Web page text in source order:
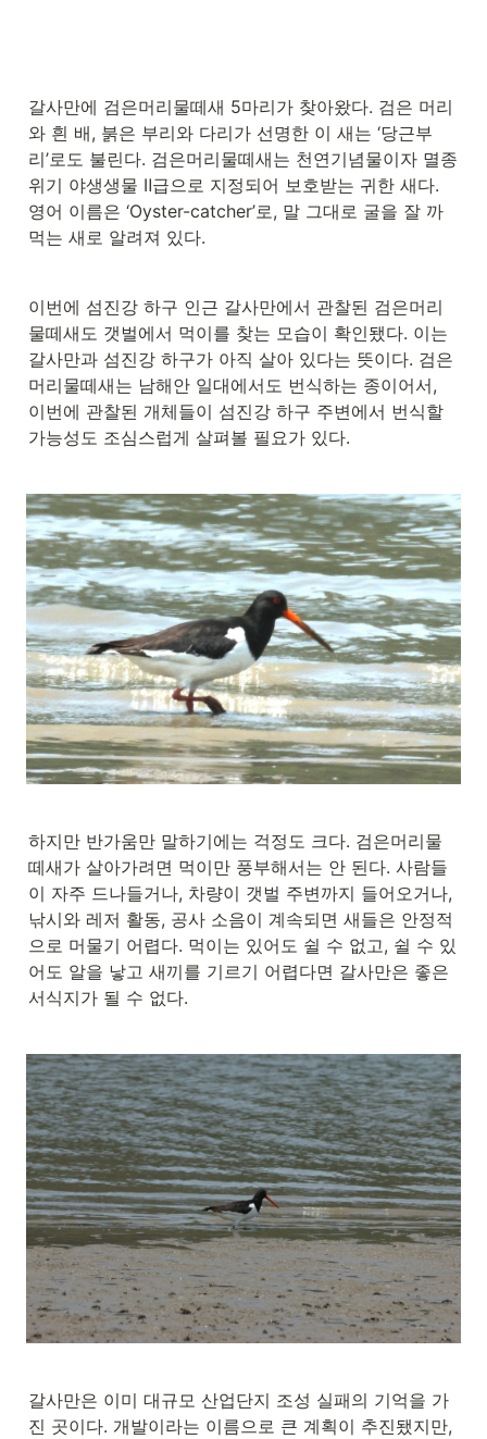
갈사만에 검은머리물떼새 5마리가 찾아왔다. 검은 머리
와 흰 배, 붉은 부리와 다리가 선명한 이 새는 ‘당근부
리’로도 불린다. 검은머리물떼새는 천연기념물이자 멸종
위기 야생생물 Ⅱ급으로 지정되어 보호받는 귀한 새다.
영어 이름은 ‘Oyster-catcher’로, 말 그대로 굴을 잘 까
먹는 새로 알려져 있다.
이번에 섬진강 하구 인근 갈사만에서 관찰된 검은머리
물떼새도 갯벌에서 먹이를 찾는 모습이 확인됐다. 이는
갈사만과 섬진강 하구가 아직 살아 있다는 뜻이다. 검은
머리물떼새는 남해안 일대에서도 번식하는 종이어서,
이번에 관찰된 개체들이 섬진강 하구 주변에서 번식할
가능성도 조심스럽게 살펴볼 필요가 있다.
하지만 반가움만 말하기에는 걱정도 크다. 검은머리물
떼새가 살아가려면 먹이만 풍부해서는 안 된다. 사람들
이 자주 드나들거나, 차량이 갯벌 주변까지 들어오거나,
낚시와 레저 활동, 공사 소음이 계속되면 새들은 안정적
으로 머물기 어렵다. 먹이는 있어도 쉴 수 없고, 쉴 수 있
어도 알을 낳고 새끼를 기르기 어렵다면 갈사만은 좋은
서식지가 될 수 없다.
갈사만은 이미 대규모 산업단지 조성 실패의 기억을 가
진 곳이다. 개발이라는 이름으로 큰 계획이 추진됐지만,